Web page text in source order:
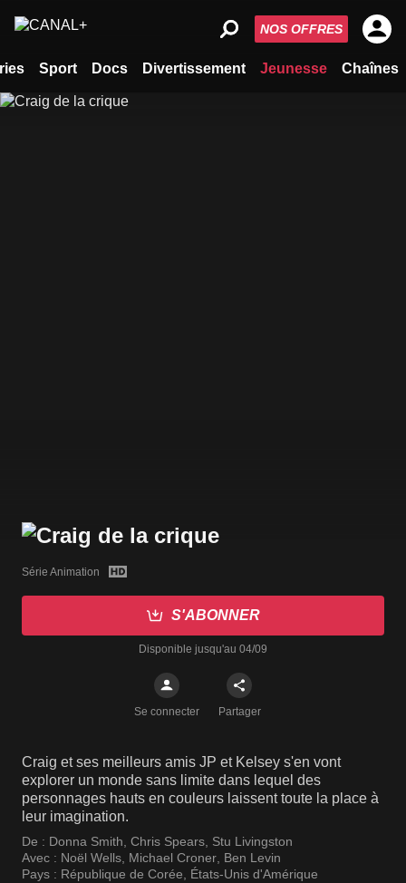
Sport Docs Divertissement Jeunesse Chaînes
NOS OFFRES
Série Animation
S'ABONNER
Disponible jusqu'au 04/09
Se connecter Partager
Craig et ses meilleurs amis JP et Kelsey s'en vont
explorer un monde sans limite dans lequel des
personnages hauts en couleurs laissent toute la place à
leur imagination.
De : Donna Smith, Chris Spears, Stu Livingston
Avec : Noël Wells, Michael Croner, Ben Levin
Pays : République de Corée, États-Unis d'Amérique